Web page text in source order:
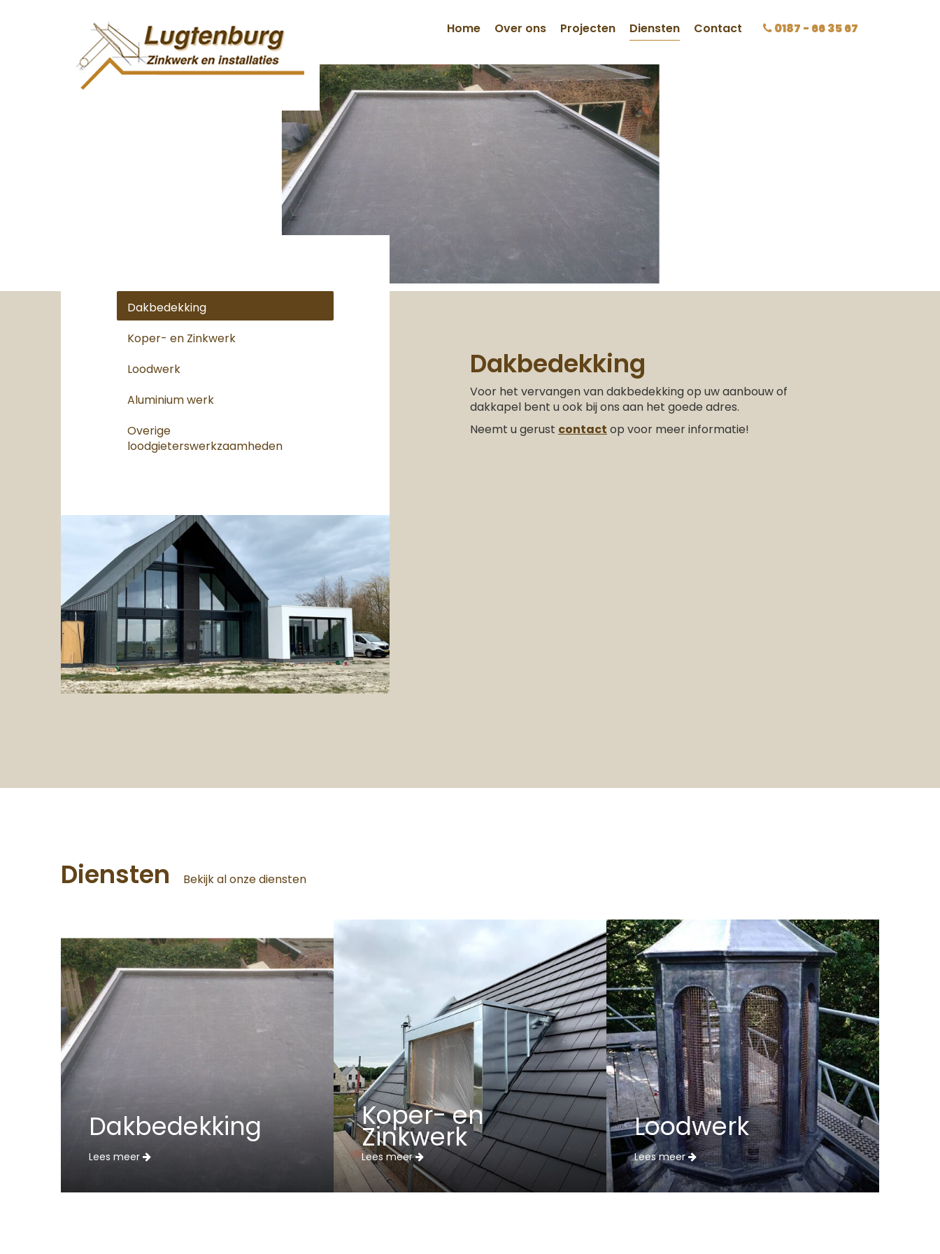
0187 - 66 35 67
Home Over ons Projecten Diensten Contact
Dakbedekking
Koper- en Zinkwerk
Loodwerk
Aluminium werk
Overige
loodgieterswerkzaamheden
Dakbedekking
Voor het vervangen van dakbedekking op uw aanbouw of
dakkapel bent u ook bij ons aan het goede adres.
Neemt u gerust contact op voor meer informatie!
Diensten Bekijk al onze diensten
Dakbedekking
Lees meer
Koper- en
Zinkwerk
Lees meer
Loodwerk
Lees meer